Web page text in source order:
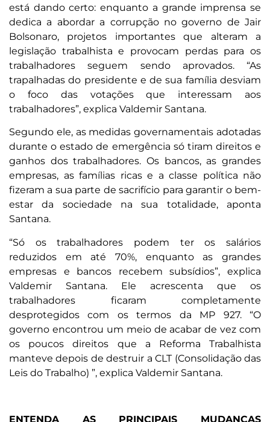
está dando certo: enquanto a grande imprensa se
dedica a abordar a corrupção no governo de Jair
Bolsonaro, projetos importantes que alteram a
legislação trabalhista e provocam perdas para os
trabalhadores seguem sendo aprovados. “As
trapalhadas do presidente e de sua família desviam
o foco das votações que interessam aos
trabalhadores”, explica Valdemir Santana.
Segundo ele, as medidas governamentais adotadas
durante o estado de emergência só tiram direitos e
ganhos dos trabalhadores. Os bancos, as grandes
empresas, as famílias ricas e a classe política não
fizeram a sua parte de sacrifício para garantir o bem-
estar da sociedade na sua totalidade, aponta
Santana.
“Só os trabalhadores podem ter os salários
reduzidos em até 70%, enquanto as grandes
empresas e bancos recebem subsídios”, explica
Valdemir Santana. Ele acrescenta que os
trabalhadores ficaram completamente
desprotegidos com os termos da MP 927. “O
governo encontrou um meio de acabar de vez com
os poucos direitos que a Reforma Trabalhista
manteve depois de destruir a CLT (Consolidação das
Leis do Trabalho) ”, explica Valdemir Santana.
ENTENDA AS PRINCIPAIS MUDANÇAS